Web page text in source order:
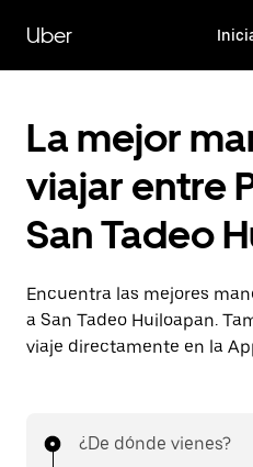
contenido
principal
Uber
La mejor
viajar entre
San Tadeo
Encuentra las mejores
a San Tadeo Huiloapan.
viaje directamente en la
¿De dónde vienes?